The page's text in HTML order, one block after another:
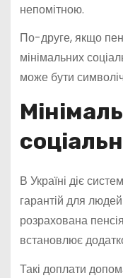
непомітною.
По-друге, якщо
мінімальних
може бути
В Україні діє
гарантій для
розрахована
встановлює
Такі доплати